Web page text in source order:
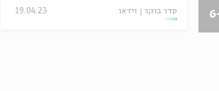
סדר בוקר וידאו 19.04.23